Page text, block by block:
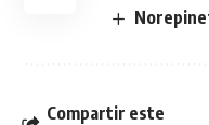
Compartir este